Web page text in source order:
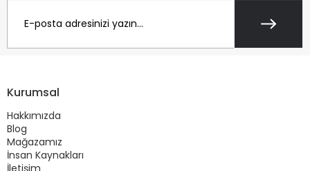
Kurumsal
Hakkımızda
Blog
Mağazamız
İnsan Kaynakları
İletişim